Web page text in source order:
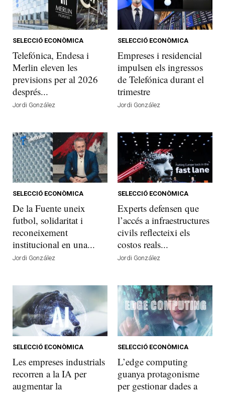
SELECCIÓ ECONÒMICA
Telefónica, Endesa i
Merlin eleven les
previsions per al 2026
després...
Jordi González
SELECCIÓ ECONÒMICA
Empreses i residencial
impulsen els ingressos
de Telefónica durant el
trimestre
Jordi González
SELECCIÓ ECONÒMICA
De la Fuente uneix
futbol, solidaritat i
reconeixement
institucional en una...
Jordi González
SELECCIÓ ECONÒMICA
Experts defensen que
l’accés a infraestructures
civils reflecteixi els
costos reals...
Jordi González
SELECCIÓ ECONÒMICA
Les empreses industrials
recorren a la IA per
augmentar la
SELECCIÓ ECONÒMICA
L’edge computing
guanya protagonisme
per gestionar dades a